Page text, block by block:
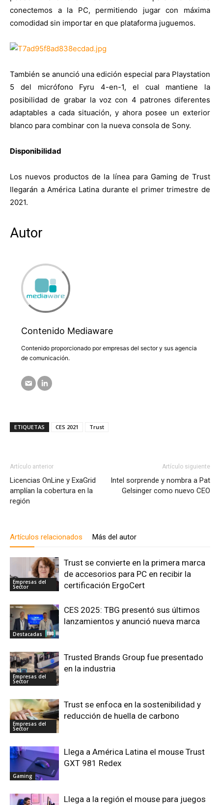
conectemos a la PC, permitiendo jugar con máxima
comodidad sin importar en que plataforma juguemos.
También se anunció una edición especial para Playstation
5 del micrófono Fyru 4-en-1, el cual mantiene la
posibilidad de grabar la voz con 4 patrones diferentes
adaptables a cada situación, y ahora posee un exterior
blanco para combinar con la nueva consola de Sony.
Disponibilidad
Los nuevos productos de la línea para Gaming de Trust
llegarán a América Latina durante el primer trimestre de
2021.
Autor
Contenido Mediaware
Contenido proporcionado por empresas del sector y sus agencia
de comunicación.
ETIQUETAS CES 2021 Trust
Artículo anterior
Licencias OnLine y ExaGrid
amplían la cobertura en la
región
Artículo siguiente
Intel sorprende y nombra a Pat
Gelsinger como nuevo CEO
Artículos relacionados Más del autor
Empresas del
Sector
Trust se convierte en la primera marca
de accesorios para PC en recibir la
certificación ErgoCert
Destacadas
CES 2025: TBG presentó sus últimos
lanzamientos y anunció nueva marca
Empresas del
Sector
Trusted Brands Group fue presentado
en la industria
Empresas del
Sector
Trust se enfoca en la sostenibilidad y
reducción de huella de carbono
Gaming
Llega a América Latina el mouse Trust
GXT 981 Redex
Llega a la región el mouse para juegos